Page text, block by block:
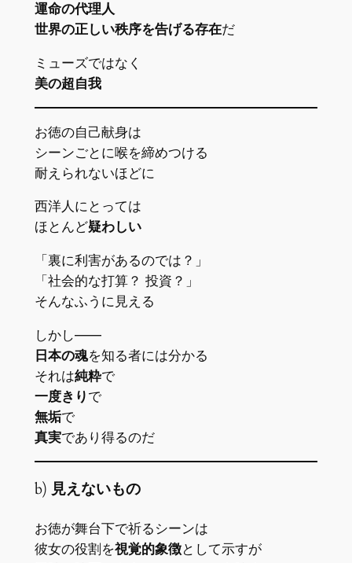
運命の代理人
世界の正しい秩序を告げる存在だ
ミューズではなく
美の超自我
お徳の自己献身は
シーンごとに喉を締めつける
耐えられないほどに
西洋人にとっては
ほとんど疑わしい
「裏に利害があるのでは？」
「社会的な打算？ 投資？」
そんなふうに見える
しかし――
日本の魂を知る者には分かる
それは純粋で
一度きり で
無垢で
真実であり得るのだ
b) 見えないもの
お徳が舞台下で祈るシーンは
彼女の役割を視覚的象徴として示すが